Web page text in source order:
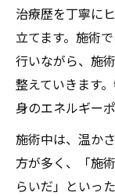
治療歴を丁寧に
立てます。施術
行いながら、施
整えていきます
身のエネルギー
施術中は、温か
方が多く、「施
らいだ」といっ